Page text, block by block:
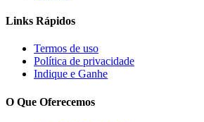
Links Rápidos
Termos de uso
Política de privacidade
Indique e Ganhe
O Que Oferecemos